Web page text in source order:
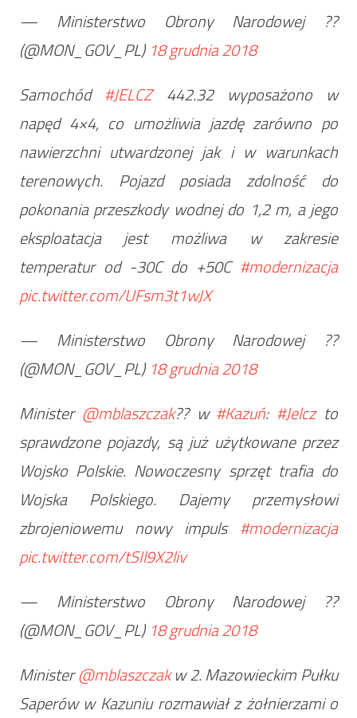
— Ministerstwo Obrony Narodowej ??
(@MON_GOV_PL) 18 grudnia 2018
Samochód #JELCZ442.32 wyposażono w
napęd 4×4, co umożliwia jazdę zarówno po
nawierzchni utwardzonej jak i w warunkach
terenowych. Pojazd posiada zdolność do
pokonania przeszkody wodnej do 1,2 m, a jego
eksploatacja jest możliwa w zakresie
temperatur od -30C do +50C #modernizacja
pic.twitter.com/UFsm3t1wJX
— Ministerstwo Obrony Narodowej ??
(@MON_GOV_PL) 18 grudnia 2018
Minister @mblaszczak?? w #Kazuń: #Jelczto
sprawdzone pojazdy, są już użytkowane przez
Wojsko Polskie. Nowoczesny sprzęt trafia do
Wojska Polskiego. Dajemy przemysłowi
zbrojeniowemu nowy impuls #modernizacja
pic.twitter.com/tSIl9X2liv
— Ministerstwo Obrony Narodowej ??
(@MON_GOV_PL) 18 grudnia 2018
Minister@mblaszczakw 2. Mazowieckim Pułku
Saperów w Kazuniu rozmawiał z żołnierzami o